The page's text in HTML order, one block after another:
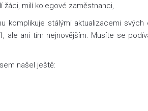
žáci, milí kolegové zaměstnanci,
komplikuje stálými aktualizacemi
ale ani tím nejnovějším. Musíte se
našel ještě: